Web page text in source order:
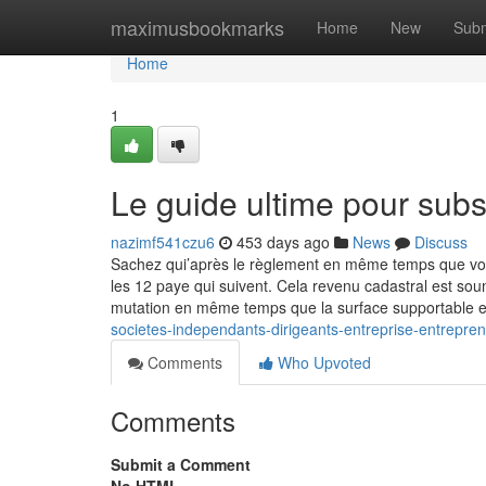
maximusbookmarks Home New
Home
Home
1
Le guide ultime pour
nazimf541czu6 453 days ago News
Discuss
Sachez qui’après le règlement en même temps que
les 12 paye qui suivent. Cela revenu cadastral est
mutation en même temps que la surface supportable
societes-independants-dirigeants-entreprise-
Comments
Who Upvoted
Comments
Submit a Comment